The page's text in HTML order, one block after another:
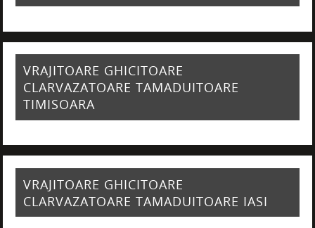
VRAJITOARE GHICITOARE
CLARVAZATOARE TAMADUITOARE
TIMISOARA
VRAJITOARE GHICITOARE
CLARVAZATOARE TAMADUITOARE IASI